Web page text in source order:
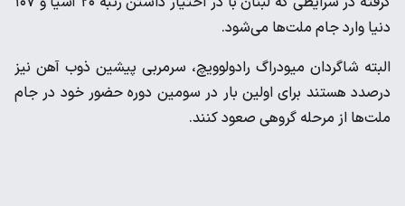
دنیا وارد جام ملت‌ها می‌شود‌.
البته شاگردان میودراگ رادولوویچ، سرمربی پیشین ذوب آهن نیز
درصدد هستند برای اولین بار در سومین دوره حضور خود در جام
ملت‌ها از مرحله گروهی صعود کنند‌‌.